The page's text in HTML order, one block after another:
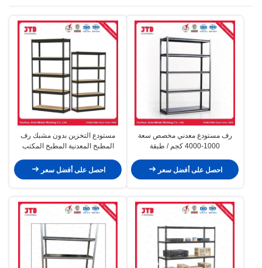
رف مستودع معدني مخصص سعة
1000-4000 كجم / طبقة
احصل على أفضل سعر
مستودع التخزين بدون مشبك رف
المطبخ المعدنية المطبخ المكتب
احصل على أفضل سعر